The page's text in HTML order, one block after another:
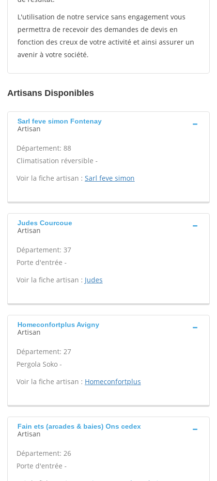
L'utilisation de notre service sans engagement vous
permettra de recevoir des demandes de devis en
fonction des creux de votre activité et ainsi assurer un
avenir à votre société.
Artisans Disponibles
Sarl feve simon Fontenay
Artisan
Département: 88
Climatisation réversible -
Voir la fiche artisan : Sarl feve simon
Judes Courcoue
Artisan
Département: 37
Porte d'entrée -
Voir la fiche artisan : Judes
Homeconfortplus Avigny
Artisan
Département: 27
Pergola Soko -
Voir la fiche artisan : Homeconfortplus
Fain ets (arcades & baies) Ons cedex
Artisan
Département: 26
Porte d'entrée -